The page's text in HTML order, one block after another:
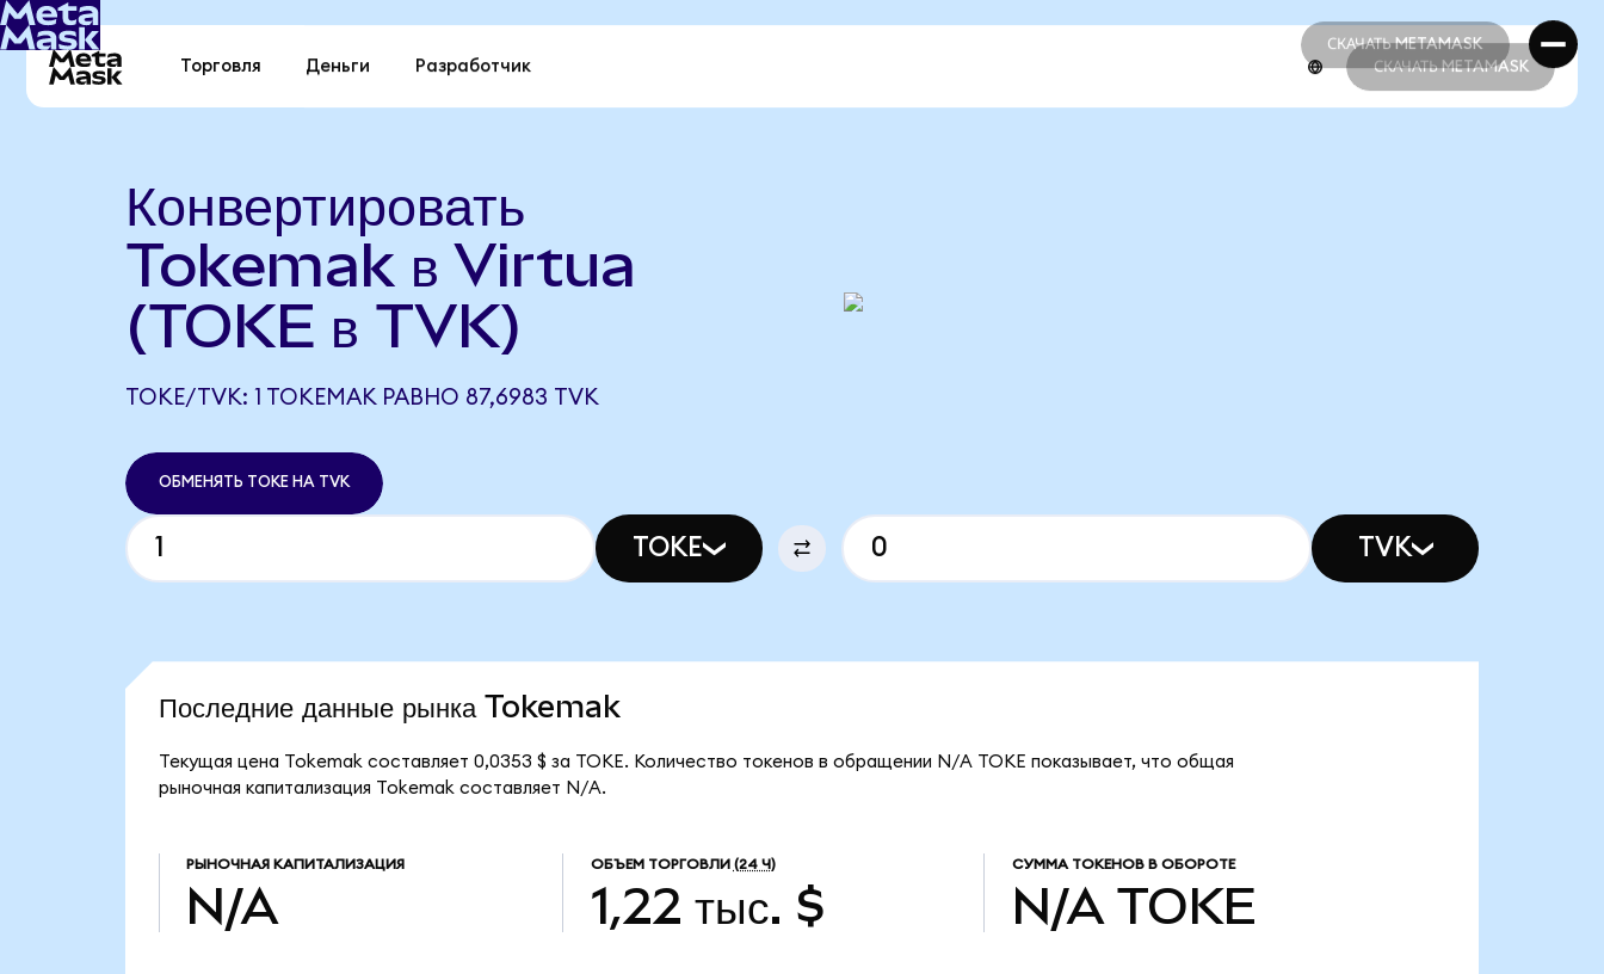
СКАЧАТЬ METAMASK
СКАЧАТЬ METAMASK
Торговля Деньги Разработчик СКАЧАТЬ METAMASK
Конвертировать
Tokemak в Virtua
(TOKE в TVK)
TOKE/TVK: 1 TOKEMAK РАВНО 87,6983 TVK
ОБМЕНЯТЬ TOKE НА TVK
TOKE TVK
Последние данные рынка Tokemak
Текущая цена Tokemak составляет 0,0353 $ за TOKE. Количество токенов в обращении N/A TOKE показывает, что общая
рыночная капитализация Tokemak составляет N/A.
РЫНОЧНАЯ КАПИТАЛИЗАЦИЯ
N/A
ОБЪЕМ ТОРГОВЛИ (24 Ч)
1,22 тыс. $
СУММА ТОКЕНОВ В ОБОРОТЕ
N/A TOKE